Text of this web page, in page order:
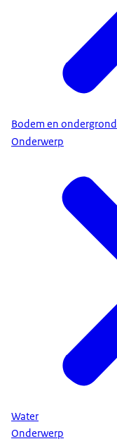
Bodem en ondergrond
Onderwerp
Water
Onderwerp